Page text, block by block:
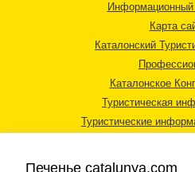
Карта
Каталонский
Каталонское
Туристическая
Туристические
Печенье catalunya.com